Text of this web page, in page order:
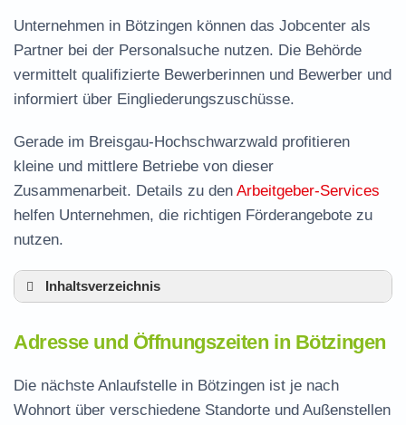
Unternehmen in Bötzingen können das Jobcenter als
Partner bei der Personalsuche nutzen. Die Behörde
vermittelt qualifizierte Bewerberinnen und Bewerber und
informiert über Eingliederungszuschüsse.
Gerade im Breisgau-Hochschwarzwald profitieren
kleine und mittlere Betriebe von dieser
Zusammenarbeit. Details zu den Arbeitgeber-Services
helfen Unternehmen, die richtigen Förderangebote zu
nutzen.
Inhaltsverzeichnis
Leistungen der Arbeitsvermittlung in Bötzingen
Termin vereinbaren und Bürgergeld beantragen
Jobcenter Breisgau-Hochschwarzwald –
Adresse und Öffnungszeiten in Bötzingen
Die nächste Anlaufstelle in Bötzingen ist je nach
Wohnort über verschiedene Standorte und Außenstellen